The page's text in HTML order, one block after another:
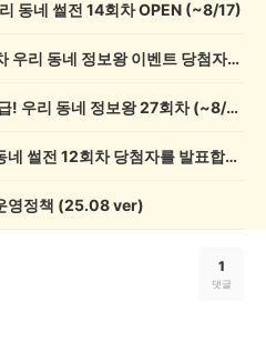
동네 썰전 14회차 OPEN (~8/17)
💰[당첨자 발표] 26회차 우리 동네 정보왕 이벤트 당첨자를 발표합니다!
💸 전원 2,000캐시 지급! 우리 동네 정보왕 27회차 (~8/10)
💰[당첨자 발표] 우리 동네 썰전 12회차 당첨자를 발표합니다!
영정책 (25.08 ver)
1
댓글